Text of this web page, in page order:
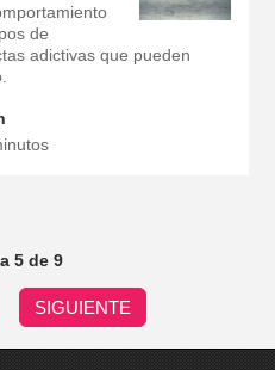
de
adictivas que pueden
5 de 9
SIGUIENTE